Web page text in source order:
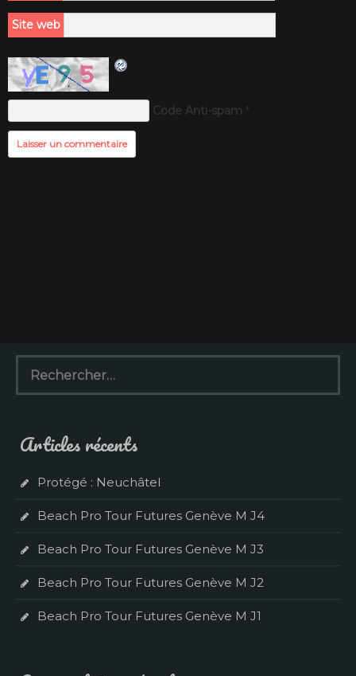
Site web
Code Anti-spam *
c
e
Articles récents
Protégé : Neuchâtel
Beach Pro Tour Futures Genève M J4
Beach Pro Tour Futures Genève M J3
Beach Pro Tour Futures Genève M J2
Beach Pro Tour Futures Genève M J1